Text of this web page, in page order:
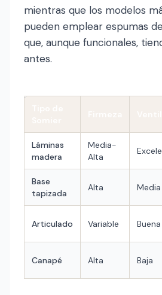
mientras que los modelos
pueden emplear espumas
que, aunque funcionales,
antes.
Láminas
madera
Media-
Alta
Base
tapizada
Alta Media
Articulado Variable Buena
Canapé Alta Baja